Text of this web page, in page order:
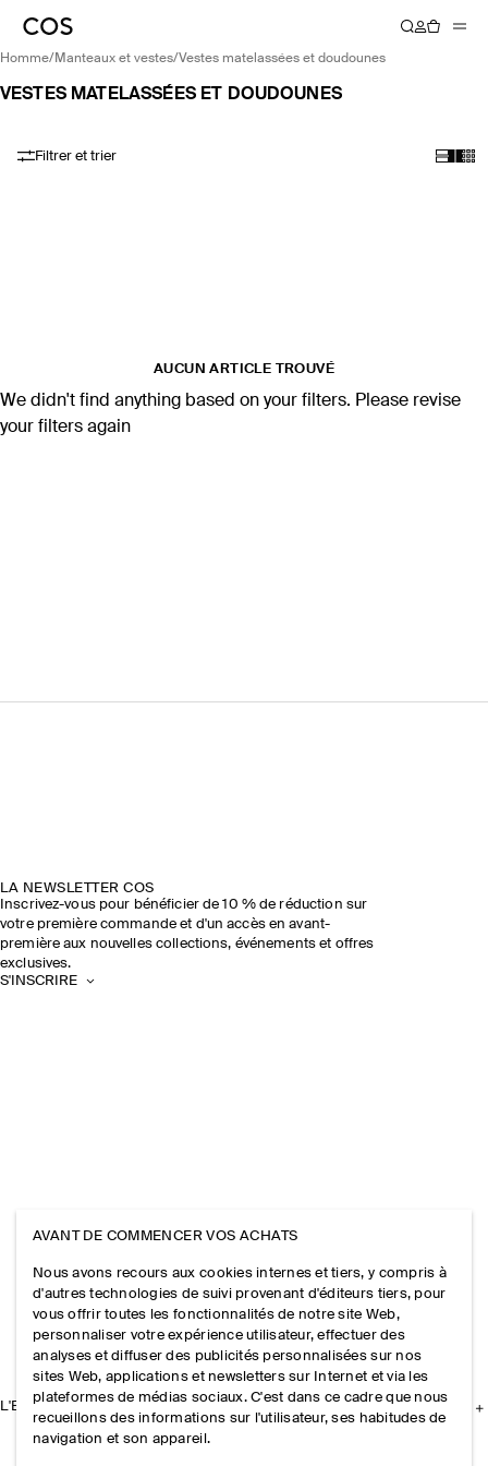
homme/ manteaux et vestes/ vestes matelassées et doudounes
VESTES MATELASSÉES ET DOUDOUNES
Filtrer et trier
AUCUN ARTICLE TROUVÉ
We didn't find anything based on your filters. Please revise
your filters again
LA NEWSLETTER COS
Inscrivez-vous pour bénéficier de 10 % de réduction sur
votre première commande et d'un accès en avant-
première aux nouvelles collections, événements et offres
exclusives.
S'INSCRIRE
L'ENTREPRISE
AVANT DE COMMENCER VOS ACHATS
Nous avons recours aux cookies internes et tiers, y compris à
d'autres technologies de suivi provenant d'éditeurs tiers, pour
vous offrir toutes les fonctionnalités de notre site Web,
personnaliser votre expérience utilisateur, effectuer des
analyses et diffuser des publicités personnalisées sur nos
sites Web, applications et newsletters sur Internet et via les
plateformes de médias sociaux. C'est dans ce cadre que nous
recueillons des informations sur l'utilisateur, ses habitudes de
navigation et son appareil.